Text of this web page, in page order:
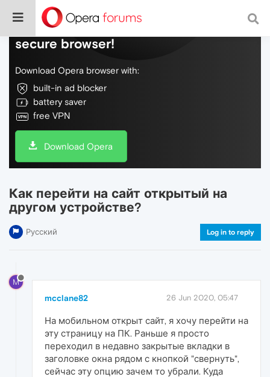
Do more on the web, with a fast and
secure browser!
Download Opera browser with:
built-in ad blocker
battery saver
free VPN
Download Opera
Как перейти на сайт открытый на
другом устройстве?
Русский Log in to reply
M
mcclane82 26 Jun 2020, 05:47
На мобильном открыт сайт, я хочу перейти на
эту страницу на ПК. Раньше я просто
переходил в недавно закрытые вкладки в
заголовке окна рядом с кнопкой "свернуть",
сейчас эту опцию зачем то убрали. Куда